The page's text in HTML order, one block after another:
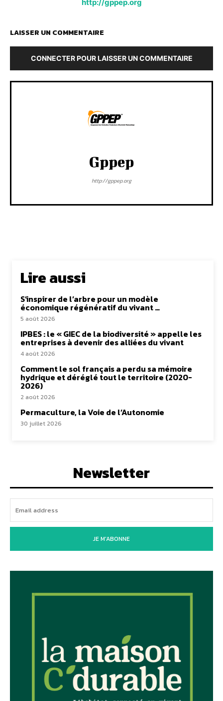
http://gppep.org
LAISSER UN COMMENTAIRE
CONNECTER POUR LAISSER UN COMMENTAIRE
Gppep
http://gppep.org
Lire aussi
S’inspirer de l’arbre pour un modèle
économique régénératif du vivant …
5 août 2026
IPBES : le « GIEC de la biodiversité » appelle les
entreprises à devenir des alliées du vivant
4 août 2026
Comment le sol français a perdu sa mémoire
hydrique et déréglé tout le territoire (2020-
2026)
2 août 2026
Permaculture, la Voie de l’Autonomie
30 juillet 2026
Newsletter
JE M'ABONNE